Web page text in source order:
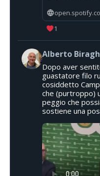
1
Alberto
Dopo aver
guastatore filo
cosiddetto
che (purtroppo)
peggio che
sostiene una